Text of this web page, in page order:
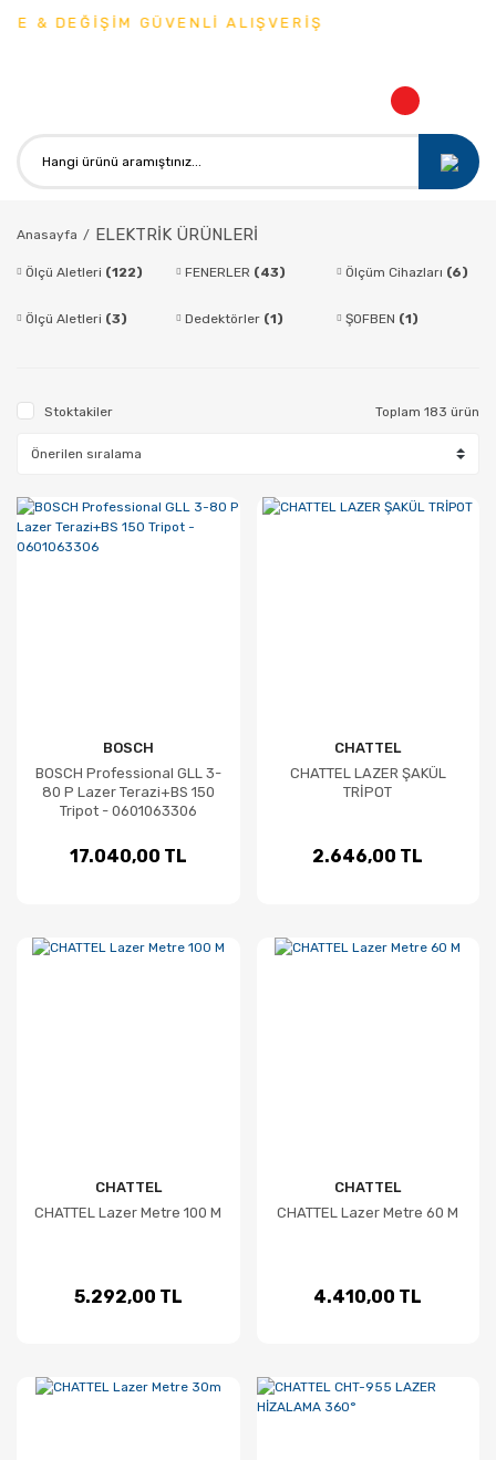
DEĞİŞİM GÜVENLİ ALIŞVERİŞ
Anasayfa ELEKTRİK ÜRÜNLERİ
Ölçü Aletleri (122) FENERLER (43) Ölçüm Cihazları (6)
Ölçü Aletleri (3) Dedektörler (1) ŞOFBEN (1)
Stoktakiler Toplam 183 ürün
BOSCH
BOSCH Professional GLL 3-
80 P Lazer Terazi+BS 150
Tripot - 0601063306
17.040,00 TL
CHATTEL
CHATTEL LAZER ŞAKÜL
TRİPOT
2.646,00 TL
CHATTEL
CHATTEL Lazer Metre 100 M
5.292,00 TL
CHATTEL
CHATTEL Lazer Metre 60 M
4.410,00 TL